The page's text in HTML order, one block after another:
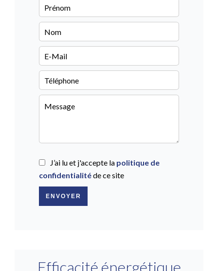
J’ai lu et j'accepte la politique de
confidentialitéde ce site
ENVOYER
Efficacité énergétique